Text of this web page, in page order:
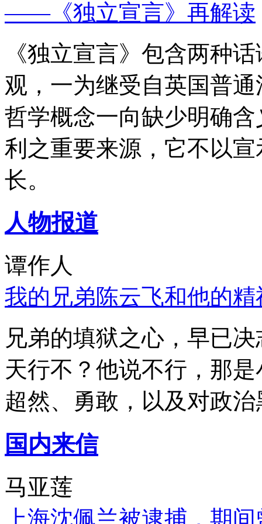
——《独立宣言》再解读
《独立宣言》包含两种
观，一为继受自英国普
哲学概念一向缺少明确
利之重要来源，它不以
长。
人物报道
谭作人
我的兄弟陈云飞和他的
兄弟的填狱之心，早已
天行不？他说不行，那
超然、勇敢，以及对政
国内来信
马亚莲
上海沈佩兰被逮捕，期